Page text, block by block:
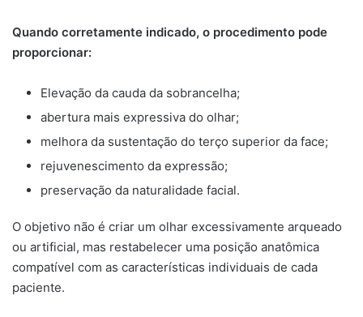
Quando corretamente indicado, o procedimento pode
proporcionar:
Elevação da cauda da sobrancelha;
abertura mais expressiva do olhar;
melhora da sustentação do terço superior da face;
rejuvenescimento da expressão;
preservação da naturalidade facial.
O objetivo não é criar um olhar excessivamente arqueado
ou artificial, mas restabelecer uma posição anatômica
compatível com as características individuais de cada
paciente.